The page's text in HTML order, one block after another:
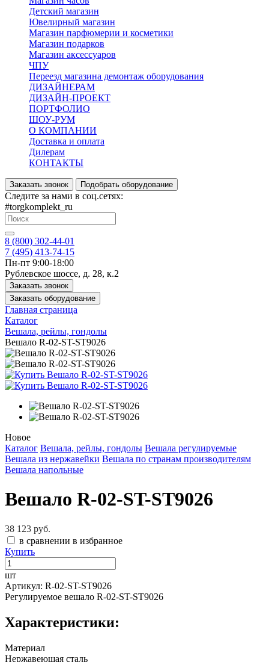
Детский магазин
Ювелирный магазин
Магазин парфюмерии и косметики
Магазин подарков
Магазин аксессуаров
ЧПУ
Переезд магазина демонтаж оборудования
ДИЗАЙНЕРАМ
ДИЗАЙН-ПРОЕКТ
ПОРТФОЛИО
ШОУ-РУМ
О КОМПАНИИ
Доставка и оплата
Дилерам
КОНТАКТЫ
Заказать звонок Подобрать оборудование
Следите за нами в соц.сетях:
#torgkomplekt_ru
8 (800) 302-44-01
7 (495) 413-74-15
Пн-пт 9:00-18:00
Рублевское шоссе, д. 28, к.2
Заказать звонок
Заказать оборудование
Главная страница
Каталог
Вешала, рейлы, гондолы
Вешало R-02-ST-ST9026
Новое
Каталог Вешала, рейлы, гондолы Вешала регулируемые
Вешала из нержавейки Вешала по странам производителям
Вешала напольные
Вешало R-02-ST-ST9026
38 123 руб.
в сравнении в избранное
Купить
шт
Артикул: R-02-ST-ST9026
Регулируемое вешало R-02-ST-ST9026
Характеристики:
Материал
Нержавеющая сталь